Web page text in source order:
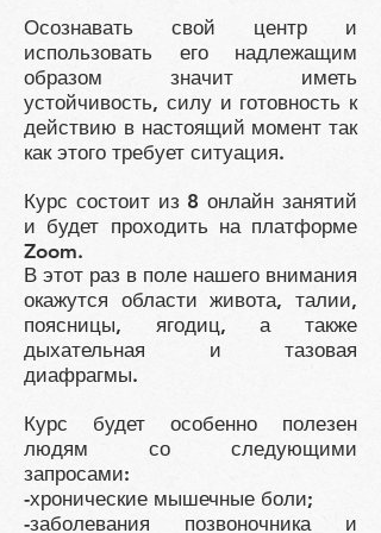
Осознавать свой центр и
использовать его надлежащим
образом значит иметь
устойчивость, силу и готовность к
действию в настоящий момент так
как этого требует ситуация.
Курс состоит из 8 онлайн занятий
и будет проходить на платформе
Zoom.
В этот раз в поле нашего внимания
окажутся области живота, талии,
поясницы, ягодиц, а также
дыхательная и тазовая
диафрагмы.
Курс будет особенно полезен
людям со следующими
запросами:
-хронические мышечные боли;
-заболевания позвоночника и